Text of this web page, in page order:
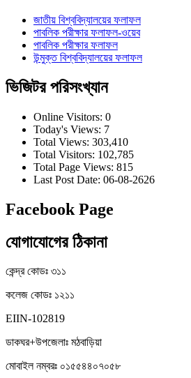
জাতীয় বিশ্ববিদ্যালয়ের ফলাফল
পাবলিক পরীক্ষার ফলাফল-ওয়েব
পাবলিক পরীক্ষার ফলাফল
উন্মুক্ত বিশ্ববিদ্যালয়ের ফলাফল
ভিজিটর পরিসংখ্যান
Online Visitors: 0
Today's Views: 7
Total Views: 303,410
Total Visitors: 102,785
Total Page Views: 815
Last Post Date: 06-08-2626
Facebook Page
যোগাযোগের ঠিকানা
কেন্দ্র কোডঃ ৩১১
কলেজ কোডঃ ১২১১
EIIN-102819
ডাকঘর+উপজেলাঃ মঠবাড়িয়া
মোবাইল নম্বরঃ ০১৫৫৪৪০৭০৫৮